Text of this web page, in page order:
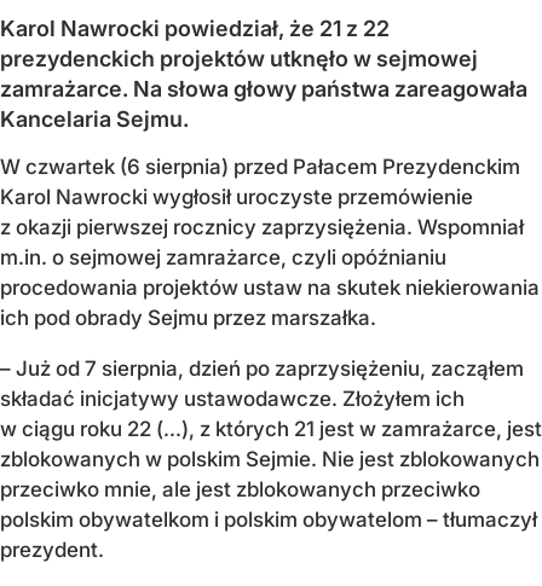
Karol Nawrocki powiedział, że 21 z 22
prezydenckich projektów utknęło w sejmowej
zamrażarce. Na słowa głowy państwa zareagowała
Kancelaria Sejmu.
W czwartek (6 sierpnia) przed Pałacem Prezydenckim
Karol Nawrocki wygłosił uroczyste przemówienie
z okazji pierwszej rocznicy zaprzysiężenia. Wspomniał
m.in. o sejmowej zamrażarce, czyli opóźnianiu
procedowania projektów ustaw na skutek niekierowania
ich pod obrady Sejmu przez marszałka.
– Już od 7 sierpnia, dzień po zaprzysiężeniu, zacząłem
składać inicjatywy ustawodawcze. Złożyłem ich
w ciągu roku 22 (...), z których 21 jest w zamrażarce, jest
zblokowanych w polskim Sejmie. Nie jest zblokowanych
przeciwko mnie, ale jest zblokowanych przeciwko
polskim obywatelkom i polskim obywatelom – tłumaczył
prezydent.